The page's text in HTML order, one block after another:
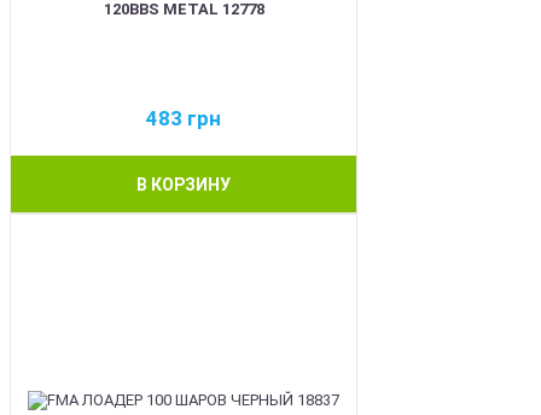
120BBS METAL 12778
483 грн
В КОРЗИНУ